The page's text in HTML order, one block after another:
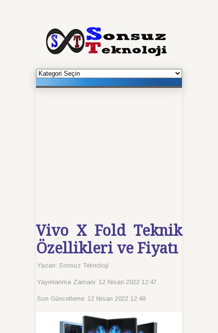
Vivo X Fold Teknik
Özellikleri ve Fiyatı
Yazan: Sonsuz Teknoloji
Yayınlanma Zamanı: 12 Nisan 2022 12:47
Son Güncelleme: 12 Nisan 2022 12:48